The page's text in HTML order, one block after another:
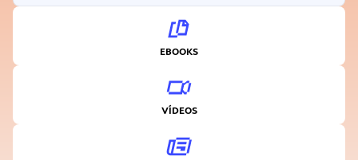
EBOOKS
VÍDEOS